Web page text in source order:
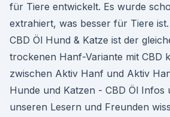
für Tiere entwickelt. Es wurde
extrahiert, was besser für Tiere
CBD Öl Hund & Katze ist der
trockenen Hanf-Variante mit CBD
zwischen Aktiv Hanf und Aktiv
Hunde und Katzen - CBD Öl Infos
unseren Lesern und Freunden